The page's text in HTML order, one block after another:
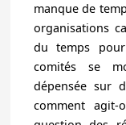
manque de
organisations
du temps
comités se
dépensée sur
comment